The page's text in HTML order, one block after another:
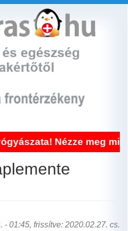
Nézze meg miért!
- 01:45, frissítve: 2020.02.27. cs.